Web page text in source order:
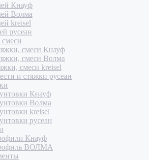
Кнауф
Волма
kreisel
русеан
смеси Кнауф
смеси Волма
смеси kreisel
и стяжки русеан
Кнауф
Волма
kreisel
русеан
Кнауф
ВОЛМА